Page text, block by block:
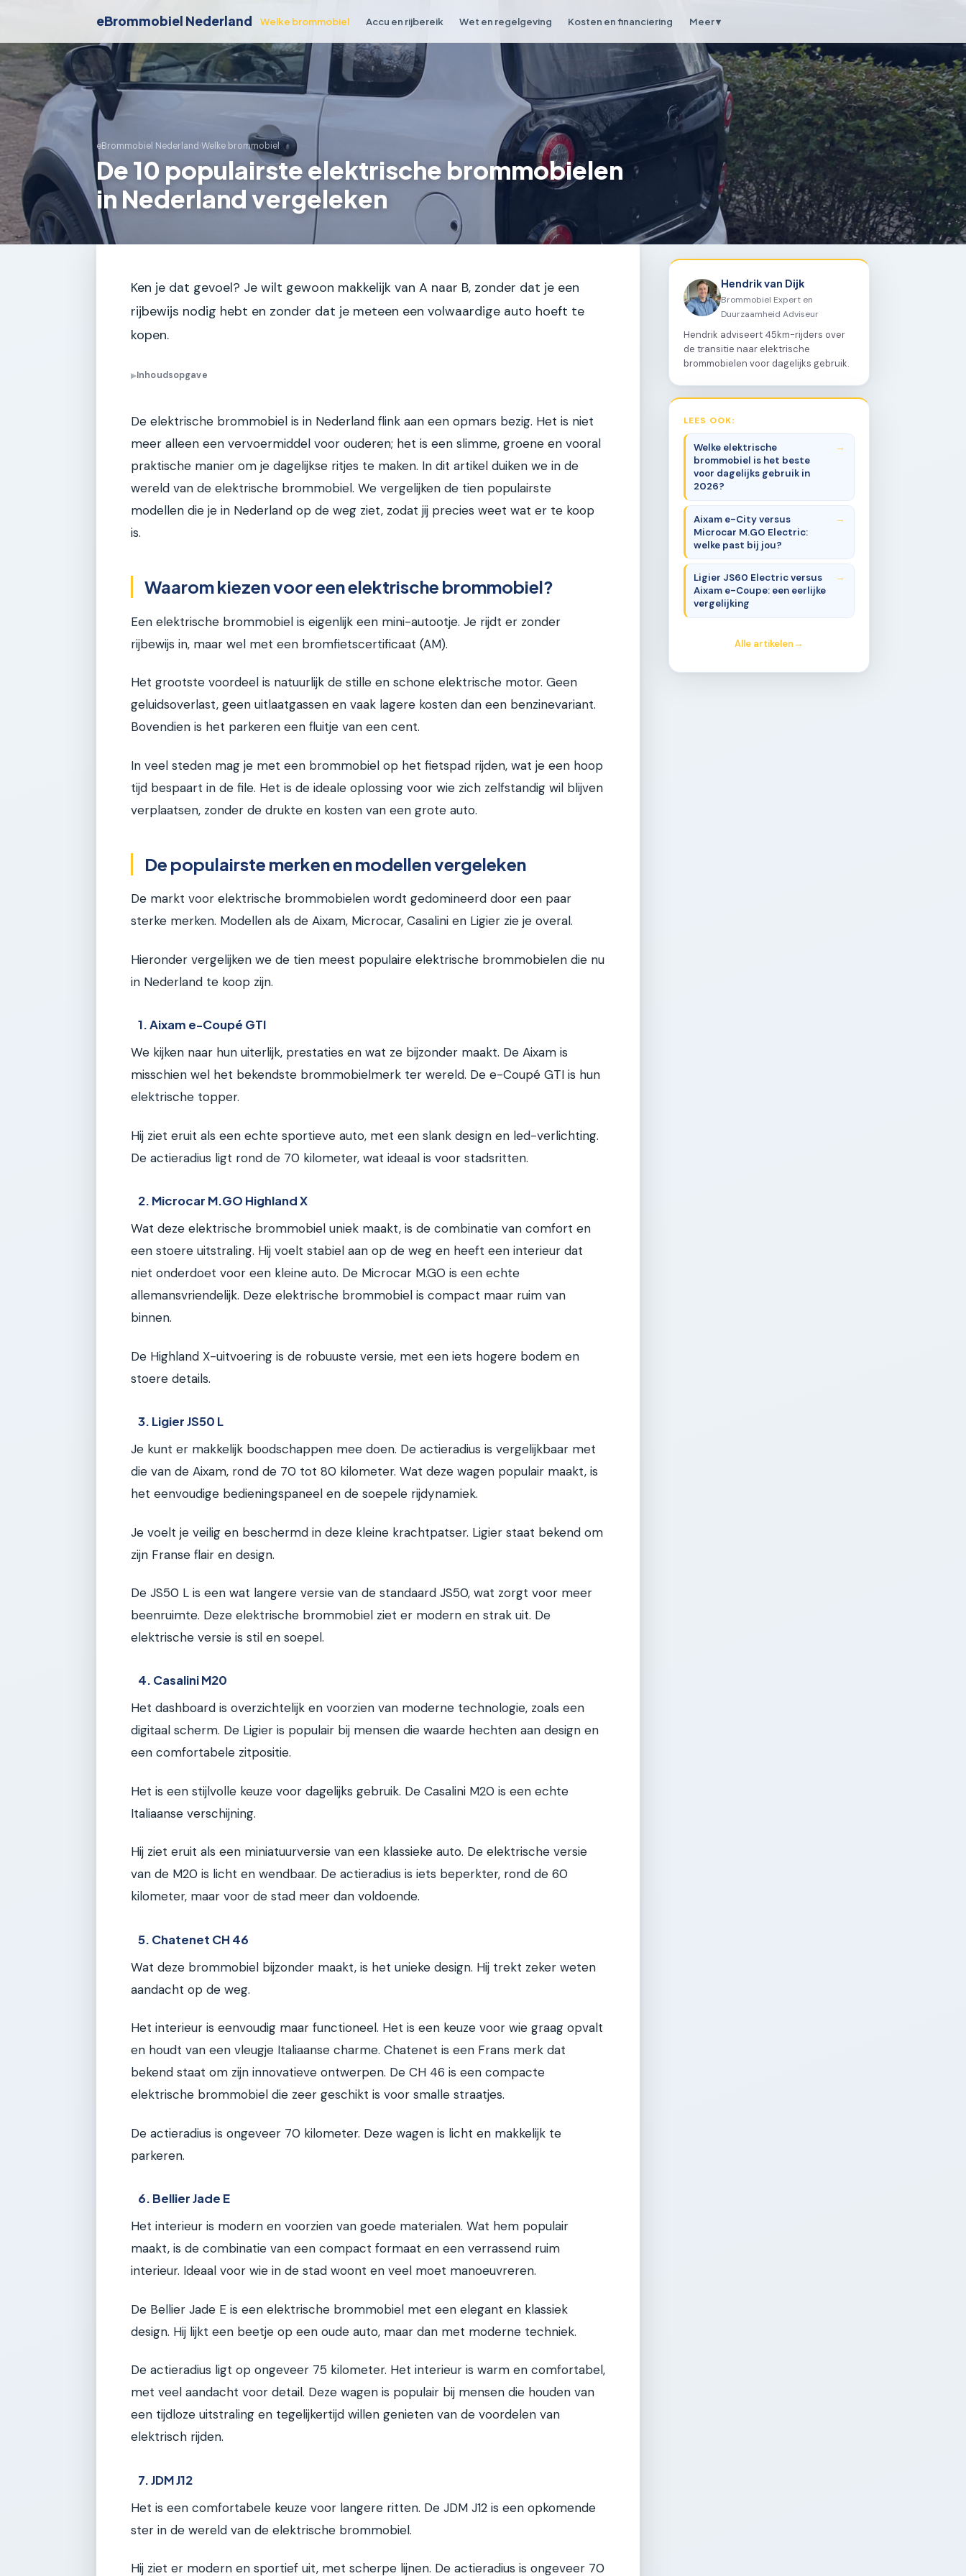
eBrommobiel Nederland Welke brommobiel Accu en rijbereik Wet en regelgeving Kosten en financiering Meer ▾
eBrommobiel Nederland›Welke brommobiel
De 10 populairste elektrische brommobielen
in Nederland vergeleken
Ken je dat gevoel? Je wilt gewoon makkelijk van A naar B, zonder dat je een
rijbewijs nodig hebt en zonder dat je meteen een volwaardige auto hoeft te
kopen.
▶Inhoudsopgave
De elektrische brommobiel is in Nederland flink aan een opmars bezig. Het is niet
meer alleen een vervoermiddel voor ouderen; het is een slimme, groene en vooral
praktische manier om je dagelijkse ritjes te maken. In dit artikel duiken we in de
wereld van de elektrische brommobiel. We vergelijken de tien populairste
modellen die je in Nederland op de weg ziet, zodat jij precies weet wat er te koop
is.
Waarom kiezen voor een elektrische brommobiel?
Een elektrische brommobiel is eigenlijk een mini-autootje. Je rijdt er zonder
rijbewijs in, maar wel met een bromfietscertificaat (AM).
Het grootste voordeel is natuurlijk de stille en schone elektrische motor. Geen
geluidsoverlast, geen uitlaatgassen en vaak lagere kosten dan een benzinevariant.
Bovendien is het parkeren een fluitje van een cent.
In veel steden mag je met een brommobiel op het fietspad rijden, wat je een hoop
tijd bespaart in de file. Het is de ideale oplossing voor wie zich zelfstandig wil blijven
verplaatsen, zonder de drukte en kosten van een grote auto.
De populairste merken en modellen vergeleken
De markt voor elektrische brommobielen wordt gedomineerd door een paar
sterke merken. Modellen als de Aixam, Microcar, Casalini en Ligier zie je overal.
Hieronder vergelijken we de tien meest populaire elektrische brommobielen die nu
in Nederland te koop zijn.
1. Aixam e-Coupé GTI
We kijken naar hun uiterlijk, prestaties en wat ze bijzonder maakt. De Aixam is
misschien wel het bekendste brommobielmerk ter wereld. De e-Coupé GTI is hun
elektrische topper.
Hij ziet eruit als een echte sportieve auto, met een slank design en led-verlichting.
De actieradius ligt rond de 70 kilometer, wat ideaal is voor stadsritten.
2. Microcar M.GO Highland X
Wat deze elektrische brommobiel uniek maakt, is de combinatie van comfort en
een stoere uitstraling. Hij voelt stabiel aan op de weg en heeft een interieur dat
niet onderdoet voor een kleine auto. De Microcar M.GO is een echte
allemansvriendelijk. Deze elektrische brommobiel is compact maar ruim van
binnen.
De Highland X-uitvoering is de robuuste versie, met een iets hogere bodem en
stoere details.
3. Ligier JS50 L
Je kunt er makkelijk boodschappen mee doen. De actieradius is vergelijkbaar met
die van de Aixam, rond de 70 tot 80 kilometer. Wat deze wagen populair maakt, is
het eenvoudige bedieningspaneel en de soepele rijdynamiek.
Je voelt je veilig en beschermd in deze kleine krachtpatser. Ligier staat bekend om
zijn Franse flair en design.
De JS50 L is een wat langere versie van de standaard JS50, wat zorgt voor meer
beenruimte. Deze elektrische brommobiel ziet er modern en strak uit. De
elektrische versie is stil en soepel.
4. Casalini M20
Het dashboard is overzichtelijk en voorzien van moderne technologie, zoals een
digitaal scherm. De Ligier is populair bij mensen die waarde hechten aan design en
een comfortabele zitpositie.
Het is een stijlvolle keuze voor dagelijks gebruik. De Casalini M20 is een echte
Italiaanse verschijning.
Hij ziet eruit als een miniatuurversie van een klassieke auto. De elektrische versie
van de M20 is licht en wendbaar. De actieradius is iets beperkter, rond de 60
kilometer, maar voor de stad meer dan voldoende.
5. Chatenet CH 46
Wat deze brommobiel bijzonder maakt, is het unieke design. Hij trekt zeker weten
aandacht op de weg.
Het interieur is eenvoudig maar functioneel. Het is een keuze voor wie graag opvalt
en houdt van een vleugje Italiaanse charme. Chatenet is een Frans merk dat
bekend staat om zijn innovatieve ontwerpen. De CH 46 is een compacte
elektrische brommobiel die zeer geschikt is voor smalle straatjes.
De actieradius is ongeveer 70 kilometer. Deze wagen is licht en makkelijk te
parkeren.
6. Bellier Jade E
Het interieur is modern en voorzien van goede materialen. Wat hem populair
maakt, is de combinatie van een compact formaat en een verrassend ruim
interieur. Ideaal voor wie in de stad woont en veel moet manoeuvreren.
De Bellier Jade E is een elektrische brommobiel met een elegant en klassiek
design. Hij lijkt een beetje op een oude auto, maar dan met moderne techniek.
De actieradius ligt op ongeveer 75 kilometer. Het interieur is warm en comfortabel,
met veel aandacht voor detail. Deze wagen is populair bij mensen die houden van
een tijdloze uitstraling en tegelijkertijd willen genieten van de voordelen van
elektrisch rijden.
7. JDM J12
Het is een comfortabele keuze voor langere ritten. De JDM J12 is een opkomende
ster in de wereld van de elektrische brommobiel.
Hij ziet er modern en sportief uit, met scherpe lijnen. De actieradius is ongeveer 70
Hendrik van Dijk
Brommobiel Expert en
Duurzaamheid Adviseur
Hendrik adviseert 45km-rijders over
de transitie naar elektrische
brommobielen voor dagelijks gebruik.
LEES OOK:
Welke elektrische
brommobiel is het beste
voor dagelijks gebruik in
2026?
Aixam e-City versus
Microcar M.GO Electric:
welke past bij jou?
Ligier JS60 Electric versus
Aixam e-Coupe: een eerlijke
vergelijking
Alle artikelen